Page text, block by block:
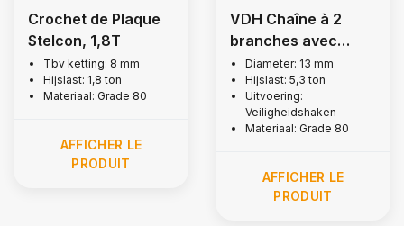
Crochet de Plaque
Stelcon, 1,8T
Tbv ketting: 8 mm
Hijslast: 1,8 ton
Materiaal: Grade 80
AFFICHER LE
PRODUIT
VDH Chaîne à 2
branches avec
crochets de
sécurité, Ø 13 mm
Diameter: 13 mm
Hijslast: 5,3 ton
Uitvoering:
Veiligheidshaken
Materiaal: Grade 80
AFFICHER LE
PRODUIT